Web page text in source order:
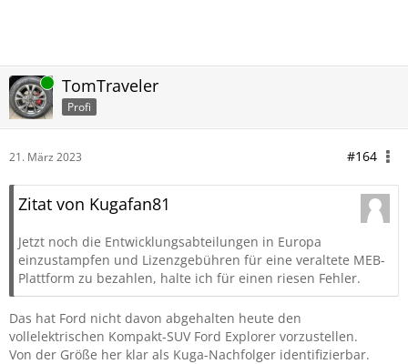
Online TomTraveler
Profi
21. März 2023 #164
Zitat von Kugafan81
Jetzt noch die Entwicklungsabteilungen in Europa
einzustampfen und Lizenzgebühren für eine veraltete MEB-
Plattform zu bezahlen, halte ich für einen riesen Fehler.
Das hat Ford nicht davon abgehalten heute den
vollelektrischen Kompakt-SUV Ford Explorer vorzustellen.
Von der Größe her klar als Kuga-Nachfolger identifizierbar.